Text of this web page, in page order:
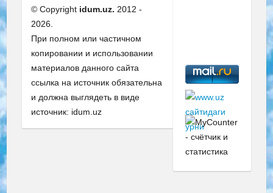
© Copyright idum.uz. 2012 -
2026.
При полном или частичном
копировании и использовании
материалов данного сайта
ссылка на источник обязательна
и должна выглядеть в виде
источник: idum.uz